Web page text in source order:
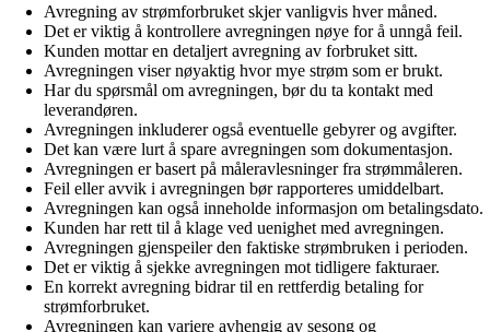
Avregning av strømforbruket skjer vanligvis hver måned.
Det er viktig å kontrollere avregningen nøye for å unngå feil.
Kunden mottar en detaljert avregning av forbruket sitt.
Avregningen viser nøyaktig hvor mye strøm som er brukt.
Har du spørsmål om avregningen, bør du ta kontakt med
leverandøren.
Avregningen inkluderer også eventuelle gebyrer og avgifter.
Det kan være lurt å spare avregningen som dokumentasjon.
Avregningen er basert på måleravlesninger fra strømmåleren.
Feil eller avvik i avregningen bør rapporteres umiddelbart.
Avregningen kan også inneholde informasjon om betalingsdato.
Kunden har rett til å klage ved uenighet med avregningen.
Avregningen gjenspeiler den faktiske strømbruken i perioden.
Det er viktig å sjekke avregningen mot tidligere fakturaer.
En korrekt avregning bidrar til en rettferdig betaling for
strømforbruket.
Avregningen kan variere avhengig av sesong og